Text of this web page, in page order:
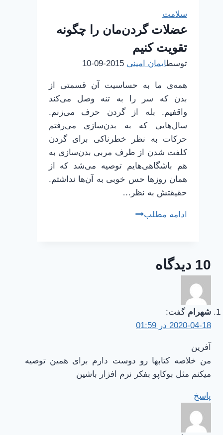
بخش
اول
سلامت
عضلات گردن‌مان را چگونه
تقویت کنیم
توسطایمان امینی 2015-09-10
همه‌ی ما به حساسیت آن قسمتی از
بدن که سر را به تنه وصل می‌کند
واقفیم. بله از گردن حرف می‌زنم.
سال‌هایی که به بدن‌سازی می‌رفتم
حرکات به نظر خطرناکی برای گردن
کلفت شدن از طرف مربی بدن‌سازی به
هم باشگاهی‌هایم توصیه می‌شد که از
همان روزها حس خوبی به آن‌ها نداشتم.
حقیقتش به نظر…
ادامه مطلبعضلات
10 دیدگاه
شهرام گفت:
2020-04-18 در 01:59
آفرین
من خلاصه کتابها رو دوست دارم برای همین توصیه
میکنم مثل بوکاپو بفکر نرم افزار باشین
پاسخ